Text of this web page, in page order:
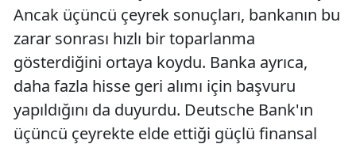
Ancak üçüncü çeyrek sonuçları, bankanın bu
zarar sonrası hızlı bir toparlanma
gösterdiğini ortaya koydu. Banka ayrıca,
daha fazla hisse geri alımı için başvuru
yapıldığını da duyurdu. Deutsche Bank'ın
üçüncü çeyrekte elde ettiği güçlü finansal